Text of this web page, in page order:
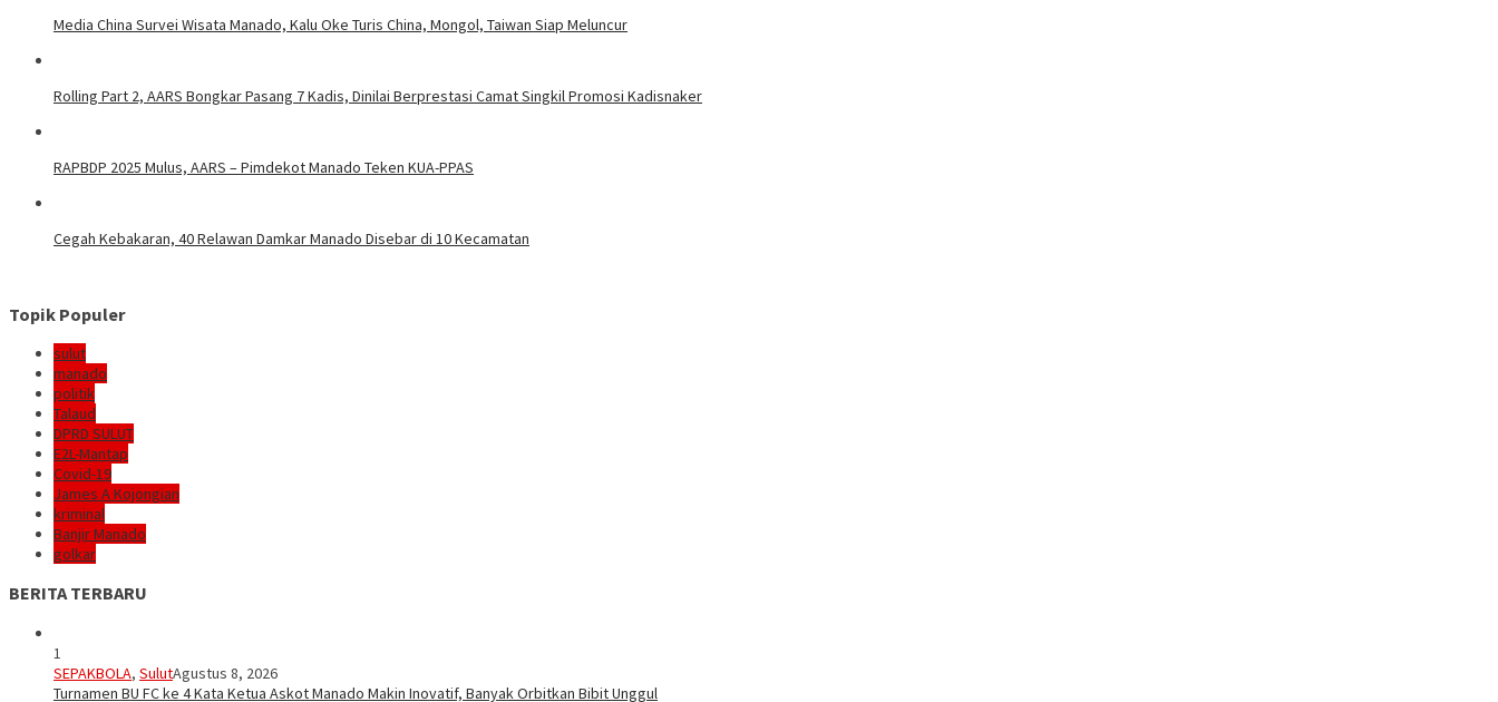
Media China Survei Wisata Manado, Kalu Oke Turis China, Mongol, Taiwan Siap Meluncur
Rolling Part 2, AARS Bongkar Pasang 7 Kadis, Dinilai Berprestasi Camat Singkil Promosi Kadisnaker
RAPBDP 2025 Mulus, AARS – Pimdekot Manado Teken KUA-PPAS
Cegah Kebakaran, 40 Relawan Damkar Manado Disebar di 10 Kecamatan
Topik Populer
sulut
manado
politik
Talaud
DPRD SULUT
E2L-Mantap
Covid-19
James A Kojongian
kriminal
Banjir Manado
golkar
BERITA TERBARU
1
SEPAKBOLA, SulutAgustus 8, 2026
Turnamen BU FC ke 4 Kata Ketua Askot Manado Makin Inovatif, Banyak Orbitkan Bibit Unggul